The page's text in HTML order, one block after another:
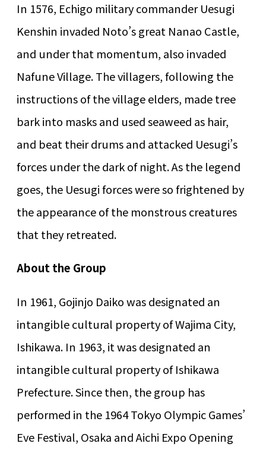
In 1576, Echigo military commander Uesugi
Kenshin invaded Noto’s great Nanao Castle,
and under that momentum, also invaded
Nafune Village. The villagers, following the
instructions of the village elders, made tree
bark into masks and used seaweed as hair,
and beat their drums and attacked Uesugi’s
forces under the dark of night. As the legend
goes, the Uesugi forces were so frightened by
the appearance of the monstrous creatures
that they retreated.
About the Group
In 1961, Gojinjo Daiko was designated an
intangible cultural property of Wajima City,
Ishikawa. In 1963, it was designated an
intangible cultural property of Ishikawa
Prefecture. Since then, the group has
performed in the 1964 Tokyo Olympic Games’
Eve Festival, Osaka and Aichi Expo Opening